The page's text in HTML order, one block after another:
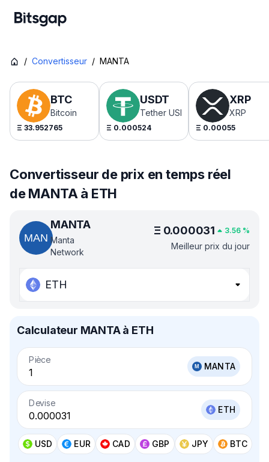
/ Convertisseur / MANTA
BTC
Bitcoin
Ξ 33.952765
USDT
Tether USDt
Ξ 0.000524
XRP
XRP
Ξ 0.00055
Convertisseur de prix en temps réel
de MANTA à ETH
MANTA
Manta
Network
Ξ 0.000031 3.56 %
Meilleur prix du jour
ETH
Calculateur MANTA à ETH
Pièce
MANTA
Devise
ETH
USD EUR CAD GBP JPY BTC